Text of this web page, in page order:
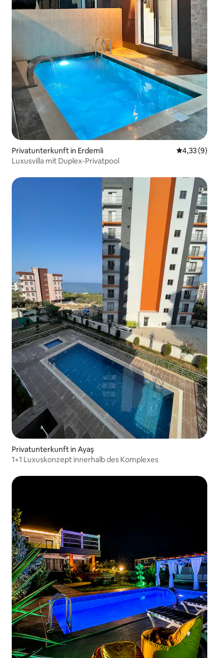
Privatunterkunft in Erdemli
4,33 (9)
Luxusvilla mit Duplex-Privatpool
Privatunterkunft in Ayaş
1+1 Luxuskonzept innerhalb des Komplexes